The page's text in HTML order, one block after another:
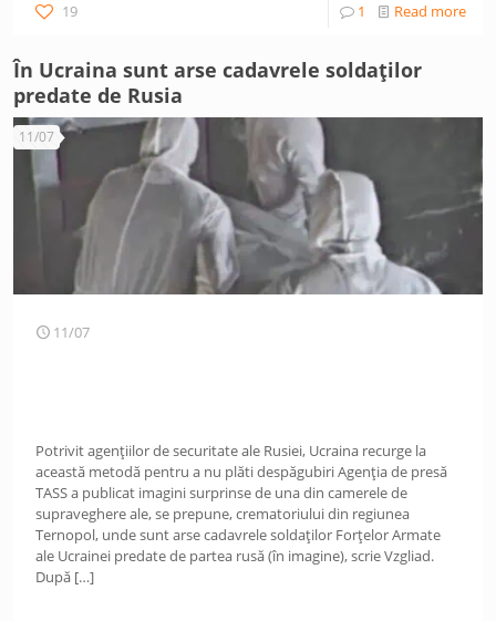
19 1 Read more
În Ucraina sunt arse cadavrele soldaților
predate de Rusia
11/07
11/07
Potrivit agențiilor de securitate ale Rusiei, Ucraina recurge la
această metodă pentru a nu plăti despăgubiri Agenția de presă
TASS a publicat imagini surprinse de una din camerele de
supraveghere ale, se prepune, crematoriului din regiunea
Ternopol, unde sunt arse cadavrele soldaților Forțelor Armate
ale Ucrainei predate de partea rusă (în imagine), scrie Vzgliad.
După […]